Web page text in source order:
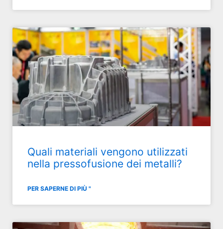
Quali materiali vengono utilizzati
nella pressofusione dei metalli?
PER SAPERNE DI PIÙ "